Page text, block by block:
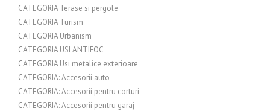
CATEGORIA Terase si pergole
CATEGORIA Turism
CATEGORIA Urbanism
CATEGORIA USI ANTIFOC
CATEGORIA Usi metalice exterioare
CATEGORIA: Accesorii auto
CATEGORIA: Accesorii pentru corturi
CATEGORIA: Accesorii pentru garaj